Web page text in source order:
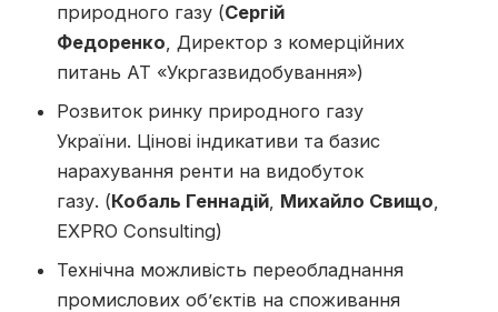
природного газу (Сергій
Федоренко, Директор з комерційних
питань АТ «Укргазвидобування»)
Розвиток ринку природного газу
України. Цінові індикативи та базис
нарахування ренти на видобуток
газу. (Кобаль Геннадій, Михайло Свищо,
EXPRO Consulting)
Технічна можливість переобладнання
промислових об’єктів на споживання